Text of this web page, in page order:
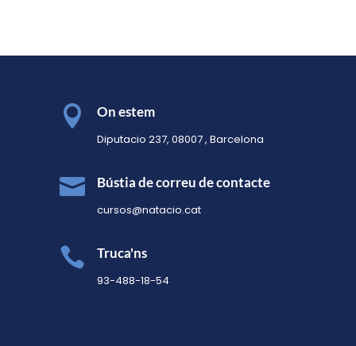
 On estem
Diputacio 237, 08007 , Barcelona
 Bústia de correu de contacte
cursos@natacio.cat
 Truca'ns
93-488-18-54